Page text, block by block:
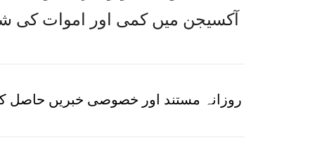
آکسیجن میں کمی اور اموات کی
روزانہ مستند اور خصوصی خبریں حاصل